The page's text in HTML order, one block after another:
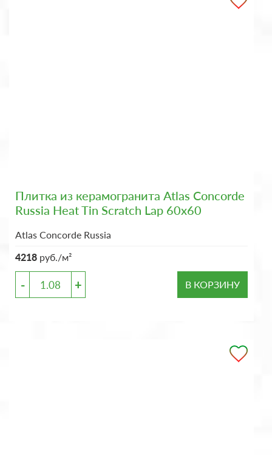
Плитка из керамогранита Atlas Concorde
Russia Heat Tin Scratch Lap 60x60
Atlas Concorde Russia
4218 руб./м²
- + В КОРЗИНУ